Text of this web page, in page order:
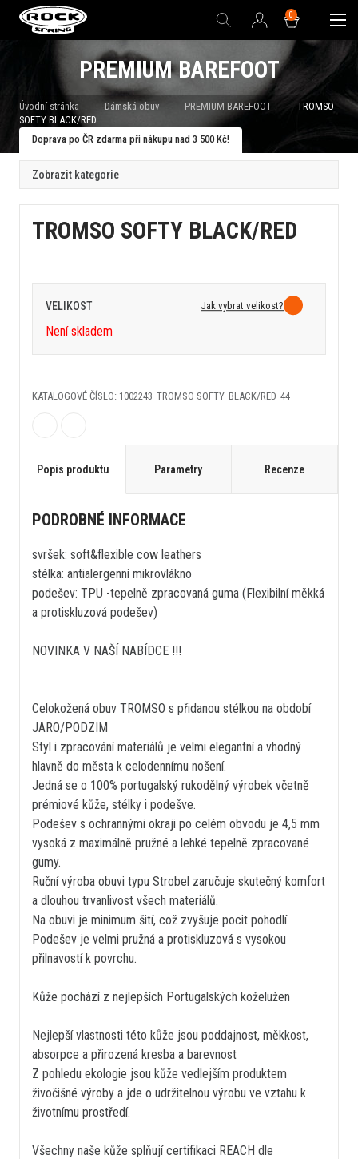
0
PREMIUM BAREFOOT
Úvodní stránka Dámská obuv PREMIUM BAREFOOT
TROMSO
SOFTY BLACK/RED
Doprava po ČR zdarma při nákupu nad 3 500 Kč!
TROMSO SOFTY BLACK/RED
VELIKOST Jak vybrat velikost?
Není skladem
KATALOGOVÉ ČÍSLO: 1002243_TROMSO SOFTY_BLACK/RED_44
Popis produktu Parametry Recenze
PODROBNÉ INFORMACE
svršek: soft&flexible cow leathers
stélka: antialergenní mikrovlákno
podešev: TPU -tepelně zpracovaná guma (Flexibilní měkká
a protiskluzová podešev)
NOVINKA V NAŠÍ NABÍDCE !!!
Celokožená obuv TROMSO s přidanou stélkou na období
JARO/PODZIM
Styl i zpracování materiálů je velmi elegantní a vhodný
hlavně do města k celodennímu nošení.
Jedná se o 100% portugalský rukodělný výrobek včetně
prémiové kůže, stélky i podešve.
Podešev s ochrannými okraji po celém obvodu je 4,5 mm
vysoká z maximálně pružné a lehké tepelně zpracované
gumy.
Ruční výroba obuvi typu Strobel zaručuje skutečný komfort
a dlouhou trvanlivost všech materiálů.
Na obuvi je minimum šití, což zvyšuje pocit pohodlí.
Podešev je velmi pružná a protiskluzová s vysokou
přilnavostí k povrchu.
Kůže pochází z nejlepších Portugalských koželužen
Nejlepší vlastnosti této kůže jsou poddajnost, měkkost,
absorpce a přirozená kresba a barevnost
Z pohledu ekologie jsou kůže vedlejším produktem
živočišné výroby a jde o udržitelnou výrobu ve vztahu k
životnímu prostředí.
Všechny naše kůže splňují certifikaci REACH dle
Zobrazit kategorie